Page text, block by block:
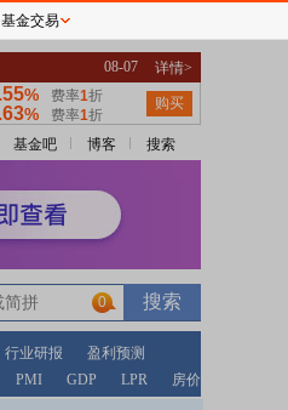
基金吧 博客 搜索
0
行业研报
盈利预测
PMI GDP LPR 房价
基金交易